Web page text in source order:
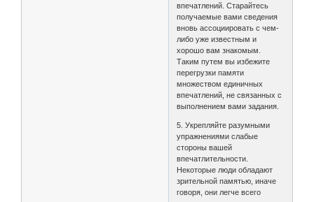
впечатлений. Старайтесь
получаемые вами сведения
вновь ассоциировать с чем-
либо уже известным и
хорошо вам знакомым.
Таким путем вы избежите
перегрузки памяти
множеством единичных
впечатлений, не связанных с
выполнением вами задания.
5. Укрепляйте разумными
упражнениями слабые
стороны вашей
впечатлительности.
Некоторые люди обладают
зрительной памятью, иначе
говоря, они легче всего